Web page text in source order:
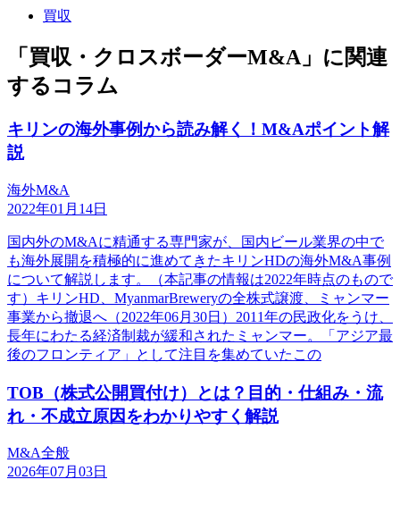
買収
「買収・クロスボーダーM&A」に関連
するコラム
キリンの海外事例から読み解く！M&Aポイント解
説
海外M&A
2022年01月14日
国内外のM&Aに精通する専門家が、国内ビール業界の中で
も海外展開を積極的に進めてきたキリンHDの海外M&A事例
について解説します。（本記事の情報は2022年時点のもので
す）キリンHD、MyanmarBreweryの全株式譲渡、ミャンマー
事業から撤退へ（2022年06月30日）2011年の民政化をうけ、
長年にわたる経済制裁が緩和されたミャンマー。「アジア最
後のフロンティア」として注目を集めていたこの
TOB（株式公開買付け）とは？目的・仕組み・流
れ・不成立原因をわかりやすく解説
M&A全般
2026年07月03日